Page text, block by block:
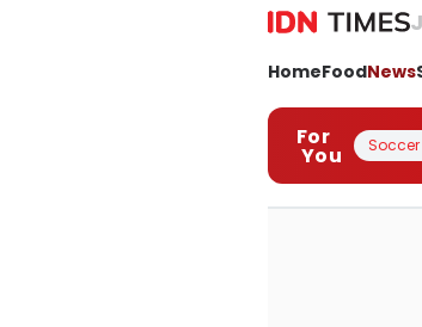
HomeFoodNews
For
You